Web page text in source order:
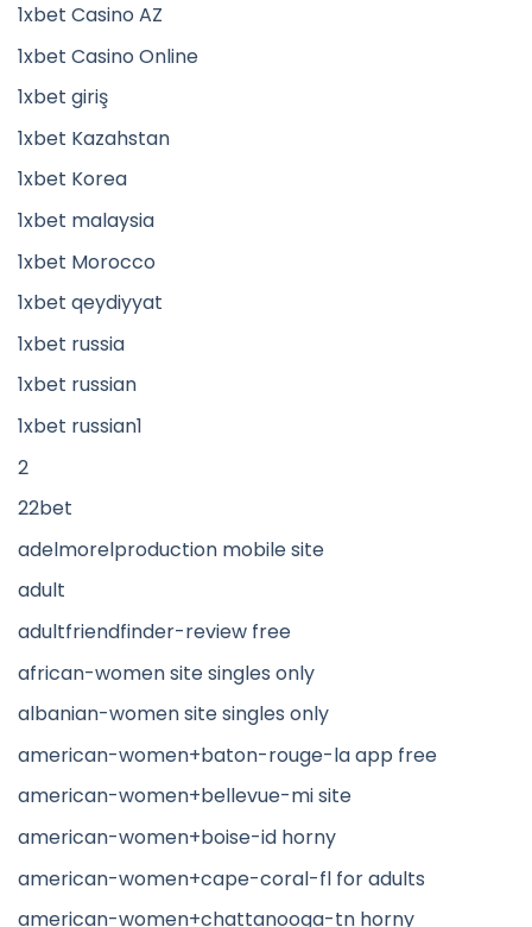
1xbet Casino AZ
1xbet Casino Online
1xbet giriş
1xbet Kazahstan
1xbet Korea
1xbet malaysia
1xbet Morocco
1xbet qeydiyyat
1xbet russia
1xbet russian
1xbet russian1
2
22bet
adelmorelproduction mobile site
adult
adultfriendfinder-review free
african-women site singles only
albanian-women site singles only
american-women+baton-rouge-la app free
american-women+bellevue-mi site
american-women+boise-id horny
american-women+cape-coral-fl for adults
american-women+chattanooga-tn horny